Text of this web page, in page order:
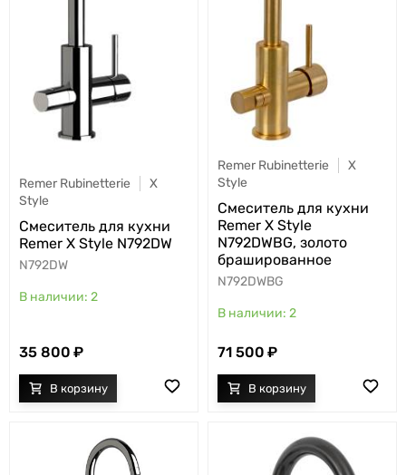
Remer Rubinetterie
X
Style
Cмеситель для кухни
Remer X Style N792DW
N792DW
2
35 800
Remer Rubinetterie
X
Style
Cмеситель для кухни
Remer X Style
N792DWBG, золото
брашированное
N792DWBG
2
71 500